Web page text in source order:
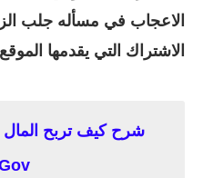
الاعجاب في مسأله جلب
الاشتراك التي يقدمها
شرح كيف تربح